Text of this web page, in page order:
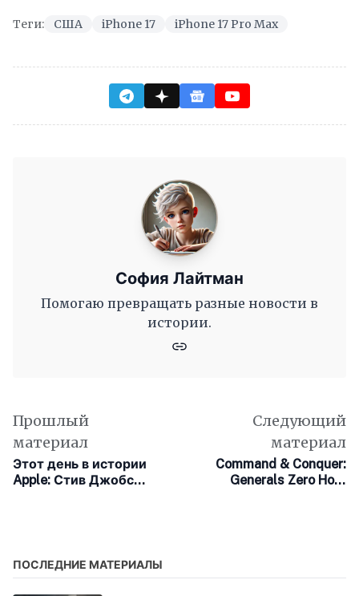
Теги: США iPhone 17 iPhone 17 Pro Max
София Лайтман
Помогаю превращать разные новости в
истории.
Прошлый
материал
Этот день в истории
Apple: Стив Джобс
Следующий
материал
Command & Conquer:
Generals Zero Hour
ПОСЛЕДНИЕ МАТЕРИАЛЫ